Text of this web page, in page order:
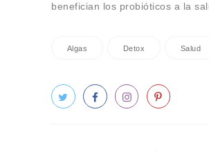
benefician los probióticos a la
Algas Detox Salud